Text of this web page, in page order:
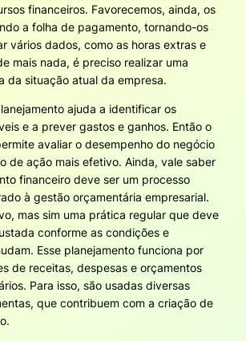
financeiros. Favorecemos, ainda, os
a folha de pagamento, tornando-os
vários dados, como as horas extras e
mais nada, é preciso realizar uma
da situação atual da empresa.
ajuda a identificar os
e a prever gastos e ganhos. Então o
avaliar o desempenho do negócio
de ação mais efetivo. Ainda, vale saber
financeiro deve ser um processo
à gestão orçamentária empresarial.
mas sim uma prática regular que deve
conforme as condições e
Esse planejamento funciona por
de receitas, despesas e orçamentos
Para isso, são usadas diversas
que contribuem com a criação de